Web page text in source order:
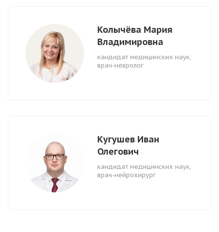
Колычёва Мария
Владимировна
кандидат медицинских наук,
врач-невролог
Кугушев Иван
Олегович
кандидат медицинских наук,
врач-нейрохирург